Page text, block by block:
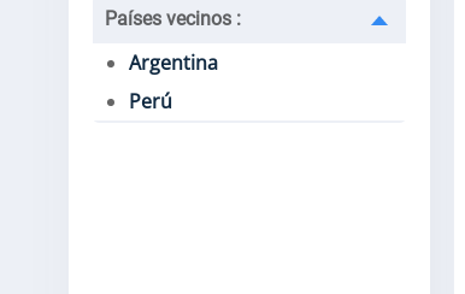
Países vecinos :
Argentina
Perú